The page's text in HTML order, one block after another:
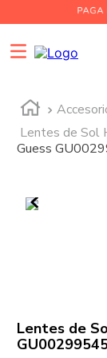
Lentes de Sol
Guess
Lentes de